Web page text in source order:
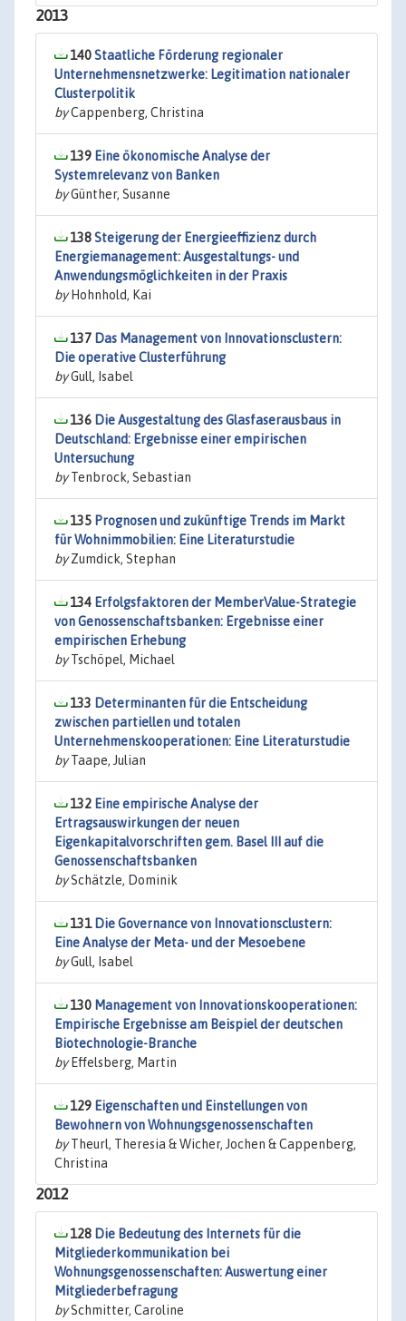
2013
140Staatliche Förderung regionaler
Unternehmensnetzwerke: Legitimation nationaler
Clusterpolitik
byCappenberg, Christina
139 Eine ökonomische Analyse der
Systemrelevanz von Banken
byGünther, Susanne
138Steigerung der Energieeffizienz durch
Energiemanagement: Ausgestaltungs- und
Anwendungsmöglichkeiten in der Praxis
byHohnhold, Kai
137 Das Management von Innovationsclustern:
Die operative Clusterführung
byGull, Isabel
136 Die Ausgestaltung des Glasfaserausbaus in
Deutschland: Ergebnisse einer empirischen
Untersuchung
byTenbrock, Sebastian
135 Prognosen und zukünftige Trends im Markt
für Wohnimmobilien: Eine Literaturstudie
byZumdick, Stephan
134 Erfolgsfaktoren der MemberValue-Strategie
von Genossenschaftsbanken: Ergebnisse einer
empirischen Erhebung
byTschöpel, Michael
133 Determinanten für die Entscheidung
zwischen partiellen und totalen
Unternehmenskooperationen: Eine Literaturstudie
byTaape, Julian
132 Eine empirische Analyse der
Ertragsauswirkungen der neuen
Eigenkapitalvorschriften gem. Basel III auf die
Genossenschaftsbanken
bySchätzle, Dominik
131 Die Governance von Innovationsclustern:
Eine Analyse der Meta- und der Mesoebene
byGull, Isabel
130 Management von Innovationskooperationen:
Empirische Ergebnisse am Beispiel der deutschen
Biotechnologie-Branche
byEffelsberg, Martin
129 Eigenschaften und Einstellungen von
Bewohnern von Wohnungsgenossenschaften
byTheurl, Theresia & Wicher, Jochen & Cappenberg,
Christina
2012
128 Die Bedeutung des Internets für die
Mitgliederkommunikation bei
Wohnungsgenossenschaften: Auswertung einer
Mitgliederbefragung
bySchmitter, Caroline